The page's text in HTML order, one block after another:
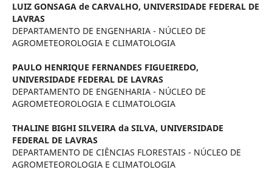
LUIZ GONSAGA de CARVALHO, UNIVERSIDADE FEDERAL DE
LAVRAS
DEPARTAMENTO DE ENGENHARIA - NÚCLEO DE
AGROMETEOROLOGIA E CLIMATOLOGIA
PAULO HENRIQUE FERNANDES FIGUEIREDO,
UNIVERSIDADE FEDERAL DE LAVRAS
DEPARTAMENTO DE ENGENHARIA - NÚCLEO DE
AGROMETEOROLOGIA E CLIMATOLOGIA
THALINE BIGHI SILVEIRA da SILVA, UNIVERSIDADE
FEDERAL DE LAVRAS
DEPARTAMENTO DE CIÊNCIAS FLORESTAIS - NÚCLEO DE
AGROMETEOROLOGIA E CLIMATOLOGIA